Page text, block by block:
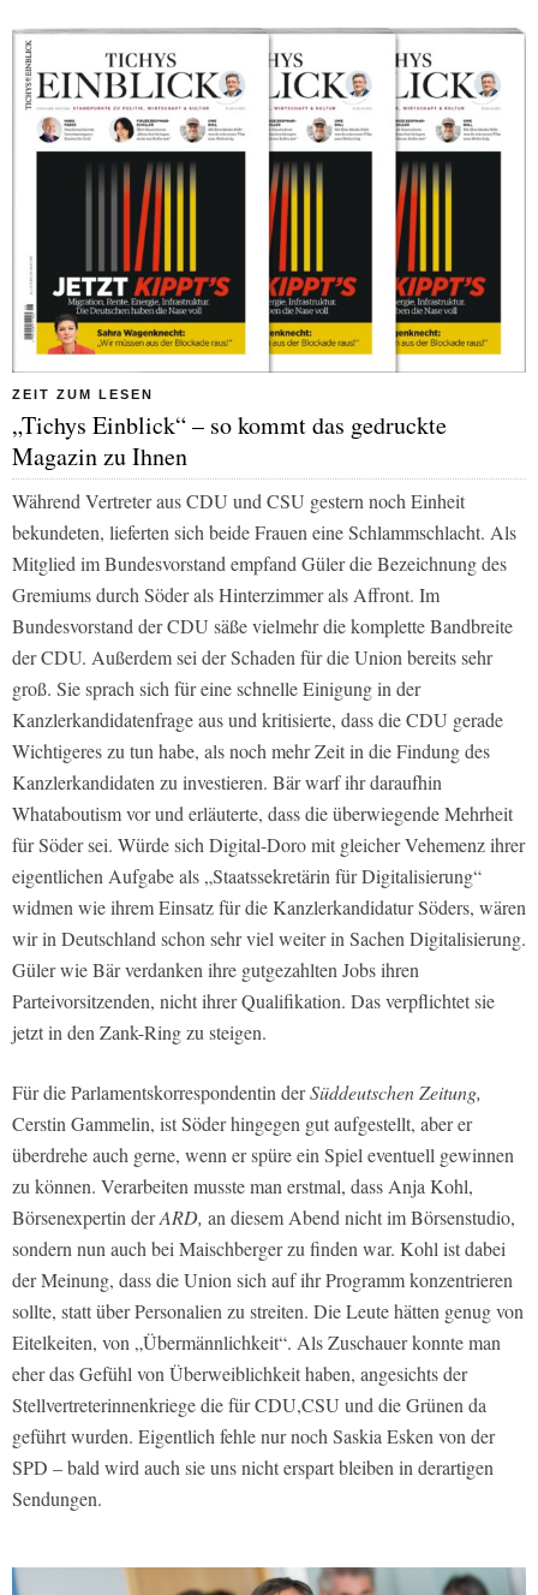
ZEIT ZUM LESEN
„Tichys Einblick“ – so kommt das gedruckte
Magazin zu Ihnen
Während Vertreter aus CDU und CSU gestern noch Einheit
bekundeten, lieferten sich beide Frauen eine Schlammschlacht. Als
Mitglied im Bundesvorstand empfand Güler die Bezeichnung des
Gremiums durch Söder als Hinterzimmer als Affront. Im
Bundesvorstand der CDU säße vielmehr die komplette Bandbreite
der CDU. Außerdem sei der Schaden für die Union bereits sehr
groß. Sie sprach sich für eine schnelle Einigung in der
Kanzlerkandidatenfrage aus und kritisierte, dass die CDU gerade
Wichtigeres zu tun habe, als noch mehr Zeit in die Findung des
Kanzlerkandidaten zu investieren. Bär warf ihr daraufhin
Whataboutism vor und erläuterte, dass die überwiegende Mehrheit
für Söder sei. Würde sich Digital-Doro mit gleicher Vehemenz ihrer
eigentlichen Aufgabe als „Staatssekretärin für Digitalisierung“
widmen wie ihrem Einsatz für die Kanzlerkandidatur Söders, wären
wir in Deutschland schon sehr viel weiter in Sachen Digitalisierung.
Güler wie Bär verdanken ihre gutgezahlten Jobs ihren
Parteivorsitzenden, nicht ihrer Qualifikation. Das verpflichtet sie
jetzt in den Zank-Ring zu steigen.
Für die Parlamentskorrespondentin derSüddeutschen Zeitung,
Cerstin Gammelin, ist Söder hingegen gut aufgestellt, aber er
überdrehe auch gerne, wenn er spüre ein Spiel eventuell gewinnen
zu können. Verarbeiten musste man erstmal, dass Anja Kohl,
Börsenexpertin derARD, an diesem Abend nicht im Börsenstudio,
sondern nun auch bei Maischberger zu finden war. Kohl ist dabei
der Meinung, dass die Union sich auf ihr Programm konzentrieren
sollte, statt über Personalien zu streiten. Die Leute hätten genug von
Eitelkeiten, von „Übermännlichkeit“. Als Zuschauer konnte man
eher das Gefühl von Überweiblichkeit haben, angesichts der
Stellvertreterinnenkriege die für CDU,CSU und die Grünen da
geführt wurden. Eigentlich fehle nur noch Saskia Esken von der
SPD – bald wird auch sie uns nicht erspart bleiben in derartigen
Sendungen.